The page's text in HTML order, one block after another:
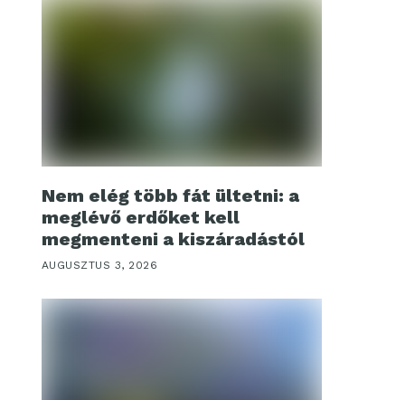
Nem elég több fát ültetni: a
meglévő erdőket kell
megmenteni a kiszáradástól
AUGUSZTUS 3, 2026